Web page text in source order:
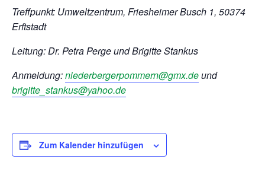
Treffpunkt: Umweltzentrum, Friesheimer Busch 1, 50374
Erftstadt
Leitung: Dr. Petra Perge und Brigitte Stankus
Anmeldung:niederbergerpommern@gmx.deund
brigitte_stankus@yahoo.de
Zum Kalender hinzufügen